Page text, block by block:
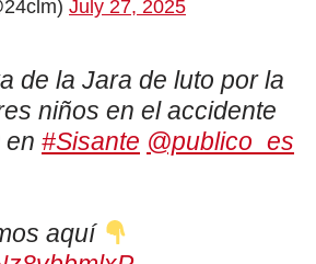
July 27, 2025
de la Jara de luto por la
niños en el accidente
en #Sisante @publico_es
aquí